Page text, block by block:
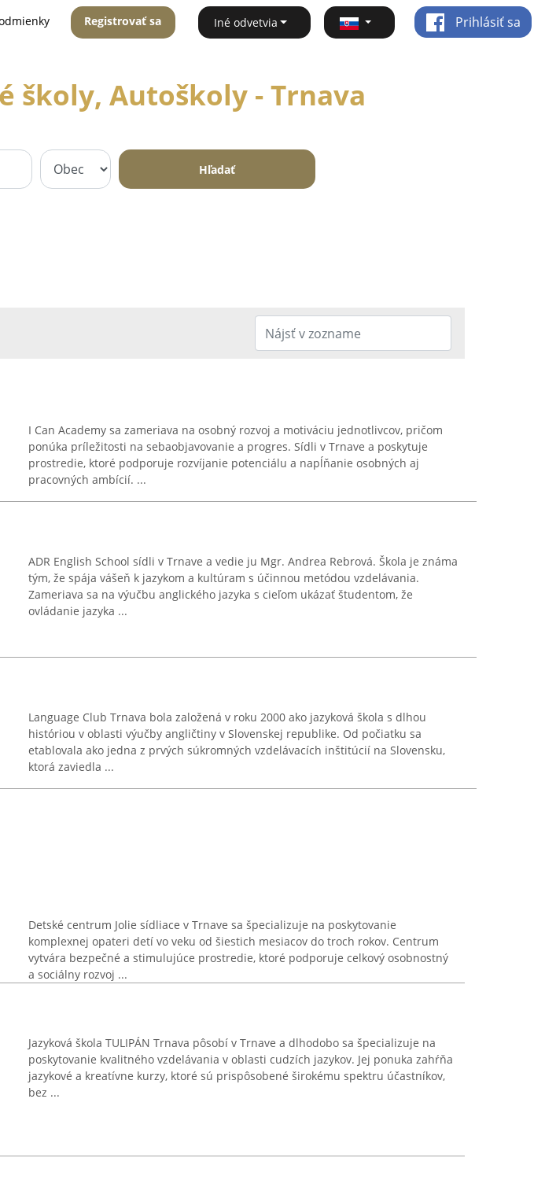
Registrovať sa Iné odvetvia Prihlásiť sa
školy, Autoškoly - Trnava
Hľadať
I Can Academy sa zameriava na osobný rozvoj a motiváciu jednotlivcov, pričom
ponúka príležitosti na sebaobjavovanie a progres. Sídli v Trnave a poskytuje
prostredie, ktoré podporuje rozvíjanie potenciálu a napĺňanie osobných aj
pracovných ambícií. ...
ADR English School sídli v Trnave a vedie ju Mgr. Andrea Rebrová. Škola je známa
tým, že spája vášeň k jazykom a kultúram s účinnou metódou vzdelávania.
Zameriava sa na výučbu anglického jazyka s cieľom ukázať študentom, že
ovládanie jazyka ...
Language Club Trnava bola založená v roku 2000 ako jazyková škola s dlhou
históriou v oblasti výučby angličtiny v Slovenskej republike. Od počiatku sa
etablovala ako jedna z prvých súkromných vzdelávacích inštitúcií na Slovensku,
ktorá zaviedla ...
Detské centrum Jolie sídliace v Trnave sa špecializuje na poskytovanie
komplexnej opateri detí vo veku od šiestich mesiacov do troch rokov. Centrum
vytvára bezpečné a stimulujúce prostredie, ktoré podporuje celkový osobnostný
a sociálny rozvoj ...
Jazyková škola TULIPÁN Trnava pôsobí v Trnave a dlhodobo sa špecializuje na
poskytovanie kvalitného vzdelávania v oblasti cudzích jazykov. Jej ponuka zahŕňa
jazykové a kreatívne kurzy, ktoré sú prispôsobené širokému spektru účastníkov,
bez ...